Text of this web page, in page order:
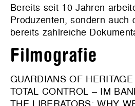
Bereits seit 10 Jahren
Produzenten, sondern
bereits zahlreiche
Filmografie
GUARDIANS OF
TOTAL CONTROL – IM